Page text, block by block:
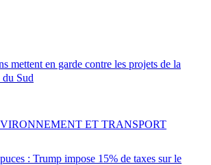
mettent en garde contre les projets de la
du Sud
: Trump impose 15% de taxes sur le
ET TRANSPORT